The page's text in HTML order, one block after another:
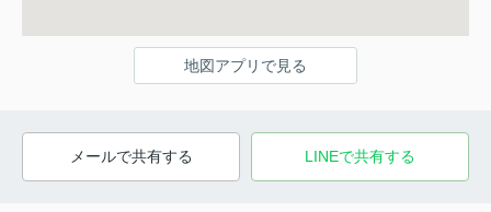
地図アプリで見る
メールで共有する LINEで共有する